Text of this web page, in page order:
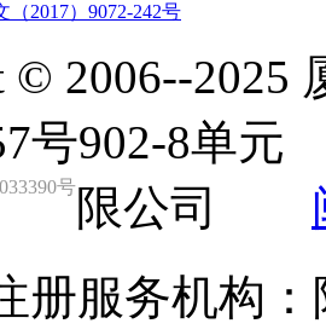
（2017）9072-242号
© 2006--2025
号902-8单
限公司
号
册服务机构